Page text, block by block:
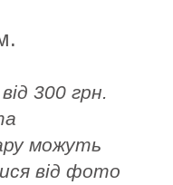
300 грн.
можуть
від фото